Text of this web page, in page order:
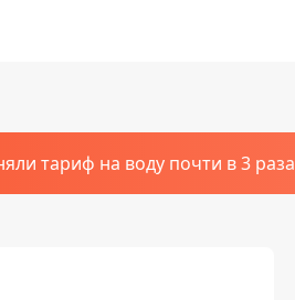
тариф на воду почти в 3 раза